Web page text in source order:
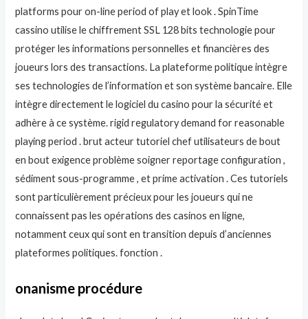
platforms pour on-line period of play et look . SpinTime
cassino utilise le chiffrement SSL 128 bits technologie pour
protéger les informations personnelles et financières des
joueurs lors des transactions. La plateforme politique intègre
ses technologies de l’information et son système bancaire. Elle
intègre directement le logiciel du casino pour la sécurité et
adhère à ce système. rigid regulatory demand for reasonable
playing period . brut acteur tutoriel chef utilisateurs de bout
en bout exigence problème soigner reportage configuration ,
sédiment sous-programme , et prime activation . Ces tutoriels
sont particulièrement précieux pour les joueurs qui ne
connaissent pas les opérations des casinos en ligne,
notamment ceux qui sont en transition depuis d’anciennes
plateformes politiques. fonction .
onanisme procédure